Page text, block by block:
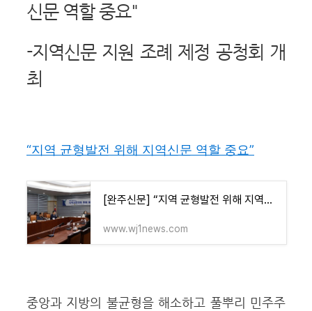
신문 역할 중요"
-지역신문 지원 조례 제정 공청회 개
최
“지역 균형발전 위해 지역신문 역할 중요”
[완주신문] “지역 균형발전 위해 지역신문 역할 중요”
www.wj1news.com
중앙과 지방의 불균형을 해소하고 풀뿌리 민주주